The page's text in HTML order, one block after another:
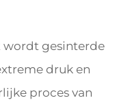
wordt gesinterde
druk en
proces van